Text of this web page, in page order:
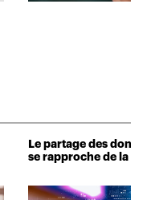
Le partage des
se rapproche de la